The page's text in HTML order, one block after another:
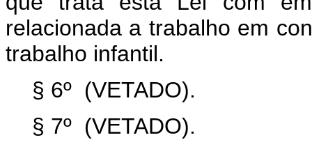
relacionada a trabalho em
trabalho infantil.
§ 6º (VETADO).
§ 7º (VETADO).